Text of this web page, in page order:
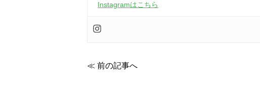
Instagramはこちら
≪ 前の記事へ